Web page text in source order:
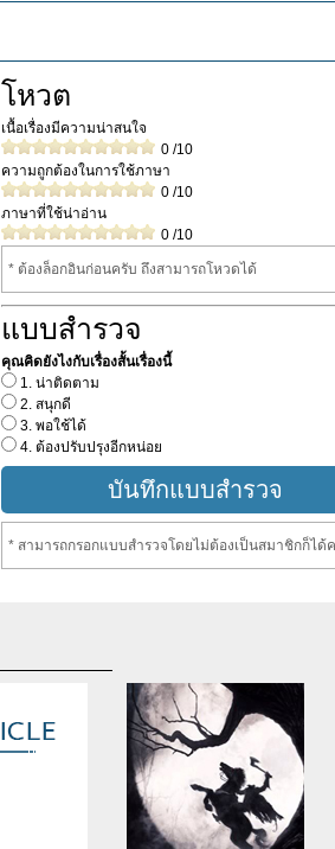
โหวต
เนื้อเรื่องมีความน่าสนใจ
0/10
ความถูกต้องในการใช้ภาษา
0/10
ภาษาที่ใช้น่าอ่าน
0/10
* ต้องล็อกอินก่อนครับ ถึงสามารถโหวดได้
แบบสำรวจ
คุณคิดยังไงกับเรื่องสั้นเรื่องนี้
1. น่าติดตาม
2. สนุกดี
3. พอใช้ได้
4. ต้องปรับปรุงอีกหน่อย
* สามารถกรอกแบบสำรวจโดยไม่ต้องเป็นสมาชิกก็ได้